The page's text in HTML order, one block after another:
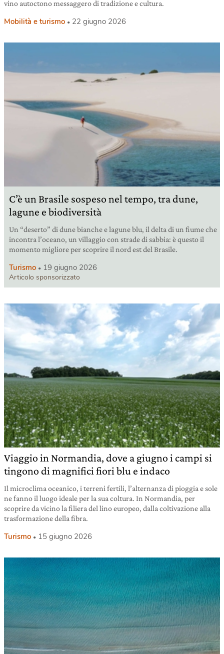
vino autoctono messaggero di tradizione e cultura.
Mobilità e turismo 22 giugno 2026
C’è un Brasile sospeso nel tempo, tra dune,
lagune e biodiversità
Un “deserto” di dune bianche e lagune blu, il delta di un fiume che
incontra l’oceano, un villaggio con strade di sabbia: è questo il
momento migliore per scoprire il nord est del Brasile.
Turismo 19 giugno 2026
Articolo sponsorizzato
Viaggio in Normandia, dove a giugno i campi si
tingono di magnifici fiori blu e indaco
Il microclima oceanico, i terreni fertili, l’alternanza di pioggia e sole
ne fanno il luogo ideale per la sua coltura. In Normandia, per
scoprire da vicino la filiera del lino europeo, dalla coltivazione alla
trasformazione della fibra.
Turismo 15 giugno 2026